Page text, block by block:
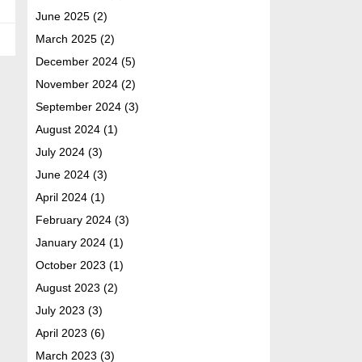
June 2025(2)
March 2025(2)
December 2024(5)
November 2024(2)
September 2024(3)
August 2024(1)
July 2024(3)
June 2024(3)
April 2024(1)
February 2024(3)
January 2024(1)
October 2023 (1)
August 2023 (2)
July 2023 (3)
April 2023 (6)
March 2023 (3)